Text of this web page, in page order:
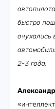
быстро
очухались
2-3 года.